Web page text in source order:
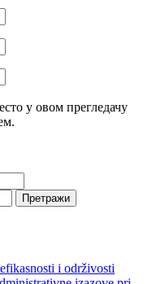
у овом прегледачу
i održivosti